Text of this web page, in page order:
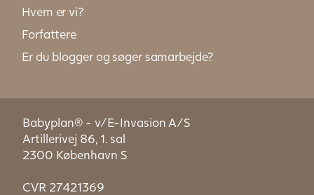
Hvem er vi?
Forfattere
Er du blogger og søger samarbejde?
Babyplan® - v/E-Invasion A/S
Artillerivej 86, 1. sal
2300 København S
CVR 27421369